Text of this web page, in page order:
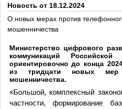
Новость от 18.12.2024
О новых мерах против
мошенничества
Министерство цифрового
коммуникаций Российской
ориентировочно до конца
из тридцати новых мер
мошенничества.
«Большой, комплексный з
частности, формирование